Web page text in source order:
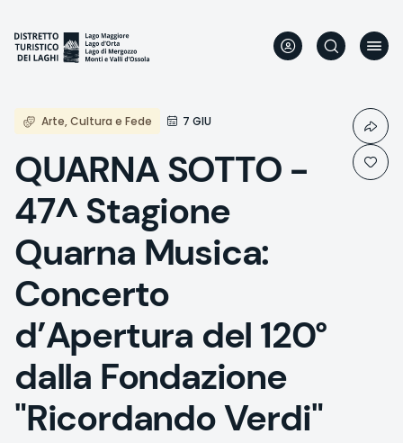
Inhalt
Arte, Cultura e Fede 7 GIU
QUARNA SOTTO -
47^ Stagione
Quarna Musica:
Concerto
d’Apertura del 120°
dalla Fondazione
"Ricordando Verdi"